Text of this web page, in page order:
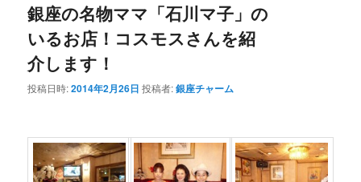
銀座の名物ママ「石川マ子」の
いるお店！コスモスさんを紹
介します！
投稿日時:2014年2月26日 投稿者:銀座チャーム